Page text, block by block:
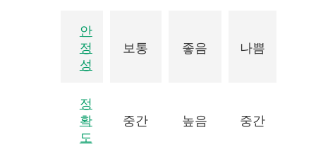
안
정
성
보통 좋음 나쁨
정
확
도
중간 높음 중간